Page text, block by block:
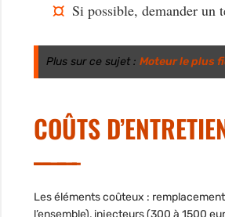
Si possible, demander un
Plus sur ce sujet : Moteur le plus
COÛTS
Les éléments coûteux :